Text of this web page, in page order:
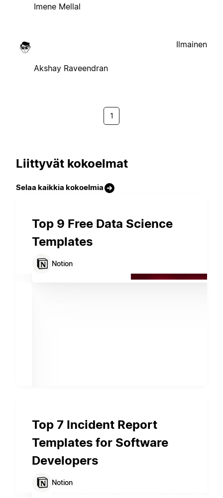
Imene Mellal
Akshay Raveendran
Ilmainen
1
Liittyvät kokoelmat
Selaa kaikkia kokoelmia
Top 9 Free Data Science
Templates
Notion
Top 7 Incident Report
Templates for Software
Developers
Notion